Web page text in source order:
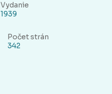
Vydanie
1939
Počet strán
342